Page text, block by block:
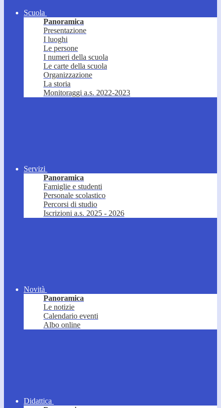
Scuola
Panoramica
Presentazione
I luoghi
Le persone
I numeri della scuola
Le carte della scuola
Organizzazione
La storia
Monitoraggi a.s. 2022-2023
Servizi
Panoramica
Famiglie e studenti
Personale scolastico
Percorsi di studio
Iscrizioni a.s. 2025 - 2026
Novità
Panoramica
Le notizie
Calendario eventi
Albo online
Didattica